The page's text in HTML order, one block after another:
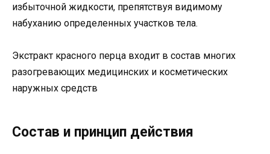
избыточной жидкости, препятствуя видимому
набуханию определенных участков тела.
Экстракт красного перца входит в состав многих
разогревающих медицинских и косметических
наружных средств
Состав и принцип действия